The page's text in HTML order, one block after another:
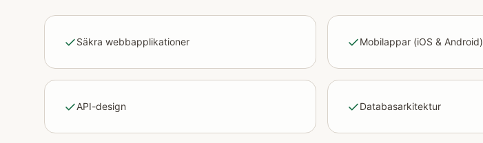
Säkra webbapplikationer Mobilappar (iOS & Android)
API-design Databasarkitektur